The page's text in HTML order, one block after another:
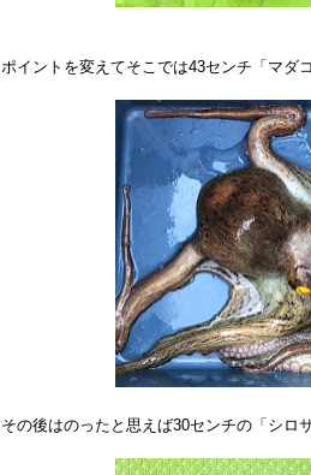
ポイントを変えてそこでは43センチ「マダ
その後はのったと思えば30センチの「シロ